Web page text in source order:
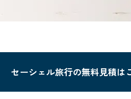
セーシェル旅行の無料見積は